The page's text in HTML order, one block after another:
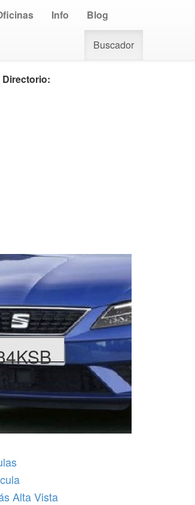
Info Blog
Buscador
Directorio:
Alta Vista